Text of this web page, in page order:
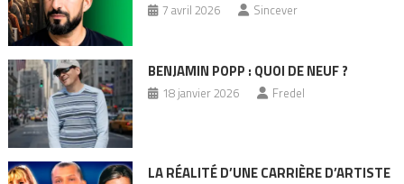
7 avril 2026 Sincever
BENJAMIN POPP : QUOI DE NEUF ?
18 janvier 2026 Fredel
LA RÉALITÉ D’UNE CARRIÈRE D’ARTISTE